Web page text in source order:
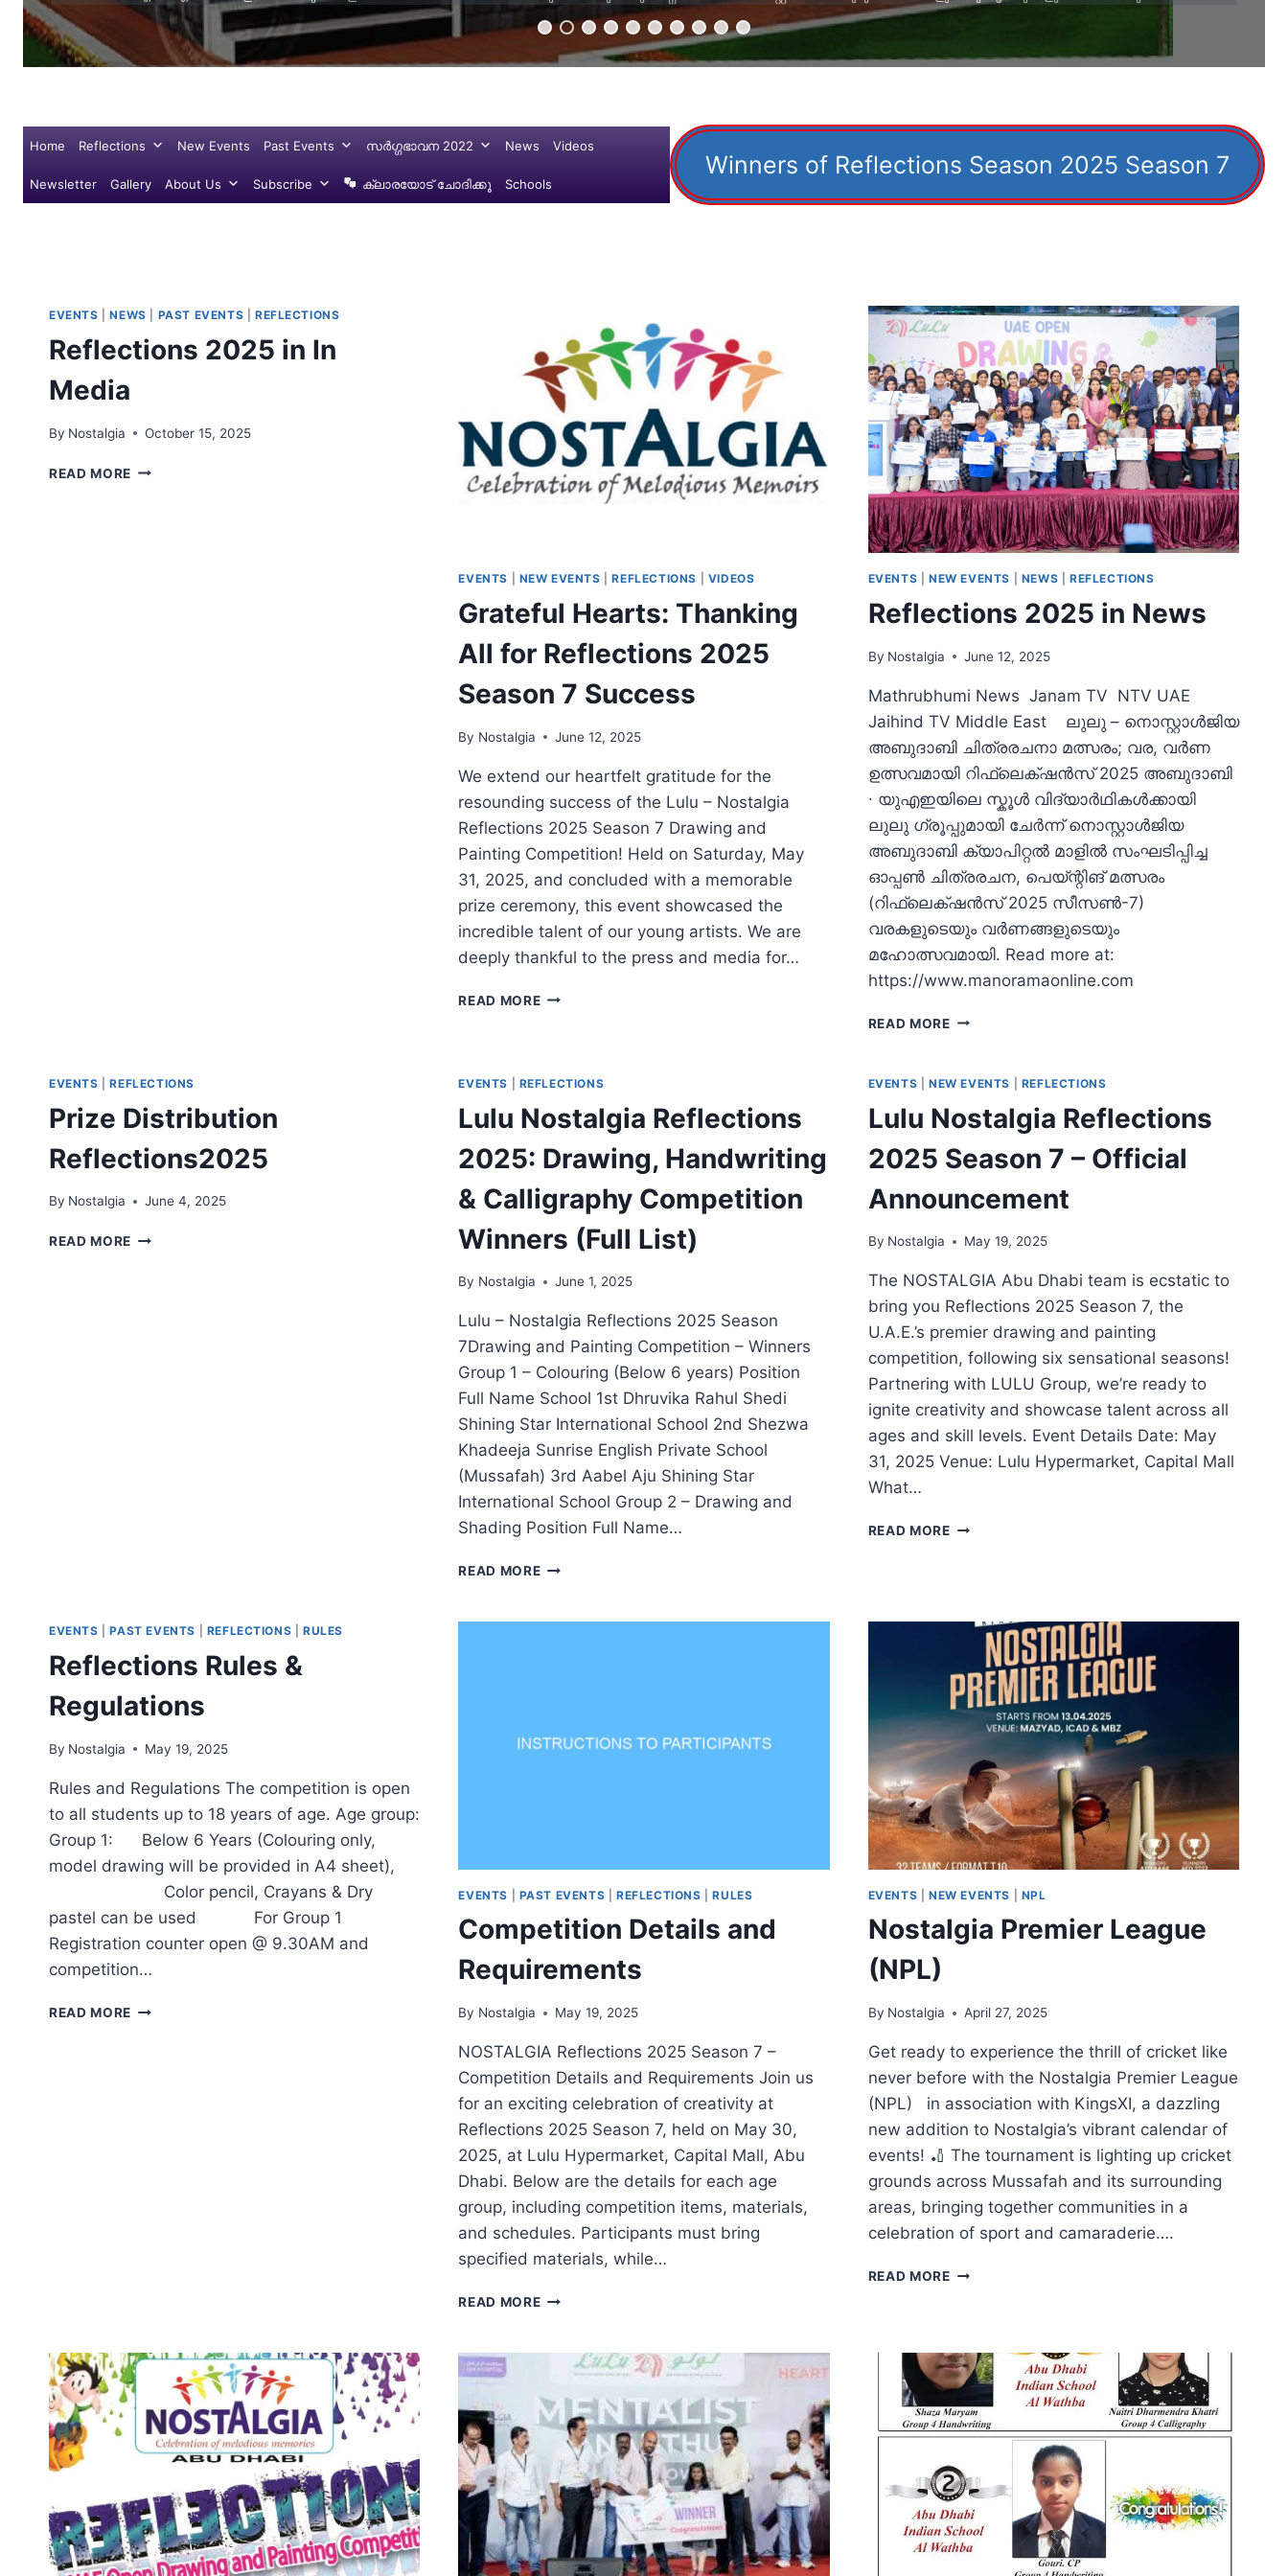
Home Reflections New Events Past Events സർഗ്ഗഭാവന 2022 News Videos
Newsletter Gallery About Us Subscribe ക്ലാരയോട് ചോദിക്കൂ Schools
Winners of Reflections Season 2025 Season 7
EVENTS |NEWS PAST EVENTS REFLECTIONS
Reflections 2025 in In
Media
By Nostalgia October 15, 2025
READ MORE REFLECTIONS
EVENTS NEW EVENTS |REFLECTIONS VIDEOS
Grateful Hearts: Thanking
All for Reflections 2025
Season 7 Success
By Nostalgia June 12, 2025
We extend our heartfelt gratitude for the
resounding success of the Lulu – Nostalgia
Reflections 2025 Season 7 Drawing and
Painting Competition! Held on Saturday, May
31, 2025, and concluded with a memorable
prize ceremony, this event showcased the
incredible talent of our young artists. We are
deeply thankful to the press and media for…
READ MOREGRATEFUL
FOR
2025
7
EVENTS |NEW EVENTS NEWS REFLECTIONS
Reflections 2025 in News
By Nostalgia June 12, 2025
Mathrubhumi News Janam TV NTV UAE
Jaihind TV Middle East ലുലു – നൊസ്റ്റാൾജിയ
അബുദാബി ചിത്രരചനാ മത്സരം; വര, വർണ
ഉത്സവമായി റിഫ്ലെക്‌ഷൻസ് 2025 അബുദാബി
∙ യുഎഇയിലെ സ്കൂൾ വിദ്യാർഥികൾക്കായി
ലുലു ഗ്രൂപ്പുമായി ചേർന്ന് നൊസ്റ്റാൾജിയ
അബുദാബി ക്യാപിറ്റൽ മാളിൽ സംഘടിപ്പിച്ച
ഓപ്പൺ ചിത്രരചന, പെയ്ന്റിങ് മത്സരം
(റിഫ്ലെക്‌ഷൻസ് 2025 സീസൺ-7)
വരകളുടെയും വർണങ്ങളുടെയും
മഹോത്സവമായി. Read more at:
https://www.manoramaonline.com
READ MOREREFLECTIONS
NEWS
EVENTS |REFLECTIONS
Prize Distribution
Reflections2025
By Nostalgia June 4, 2025
READ MORE PRIZE
EVENTS REFLECTIONS
Lulu Nostalgia Reflections
2025: Drawing, Handwriting
& Calligraphy Competition
Winners (Full List)
By Nostalgia June 1, 2025
Lulu – Nostalgia Reflections 2025 Season
7Drawing and Painting Competition – Winners
Group 1 – Colouring (Below 6 years) Position
Full Name School 1st Dhruvika Rahul Shedi
Shining Star International School 2nd Shezwa
Khadeeja Sunrise English Private School
(Mussafah) 3rd Aabel Aju Shining Star
International School Group 2 – Drawing and
Shading Position Full Name…
READ MORELULU
2025:
WINNERS
EVENTS |NEW EVENTS REFLECTIONS
Lulu Nostalgia Reflections
2025 Season 7 – Official
Announcement
By Nostalgia May 19, 2025
The NOSTALGIA Abu Dhabi team is ecstatic to
bring you Reflections 2025 Season 7, the
U.A.E.’s premier drawing and painting
competition, following six sensational seasons!
Partnering with LULU Group, we’re ready to
ignite creativity and showcase talent across all
ages and skill levels. Event Details Date: May
31, 2025 Venue: Lulu Hypermarket, Capital Mall
What…
READ MORELULU
7
OFFICIAL
ANNOUNCEMENT
EVENTS |PAST EVENTS REFLECTIONS |RULES
Reflections Rules &
Regulations
By Nostalgia May 19, 2025
Rules and Regulations The competition is open
to all students up to 18 years of age. Age group:
Group 1: Below 6 Years (Colouring only,
model drawing will be provided in A4 sheet),
Color pencil, Crayans & Dry
pastel can be used For Group 1
Registration counter open @ 9.30AM and
competition…
READ MORE REFLECTIONS
EVENTS PAST EVENTS |REFLECTIONS |RULES
Competition Details and
Requirements
By Nostalgia May 19, 2025
NOSTALGIA Reflections 2025 Season 7 –
Competition Details and Requirements Join us
for an exciting celebration of creativity at
Reflections 2025 Season 7, held on May 30,
2025, at Lulu Hypermarket, Capital Mall, Abu
Dhabi. Below are the details for each age
group, including competition items, materials,
and schedules. Participants must bring
specified materials, while…
READ MORECOMPETITION
REQUIREMENTS
EVENTS |NEW EVENTS NPL
Nostalgia Premier League
(NPL)
By Nostalgia April 27, 2025
Get ready to experience the thrill of cricket like
never before with the Nostalgia Premier League
(NPL) in association with KingsXI, a dazzling
new addition to Nostalgia’s vibrant calendar of
events! 🏏 The tournament is lighting up cricket
grounds across Mussafah and its surrounding
areas, bringing together communities in a
celebration of sport and camaraderie….
READ MORENOSTALGIA